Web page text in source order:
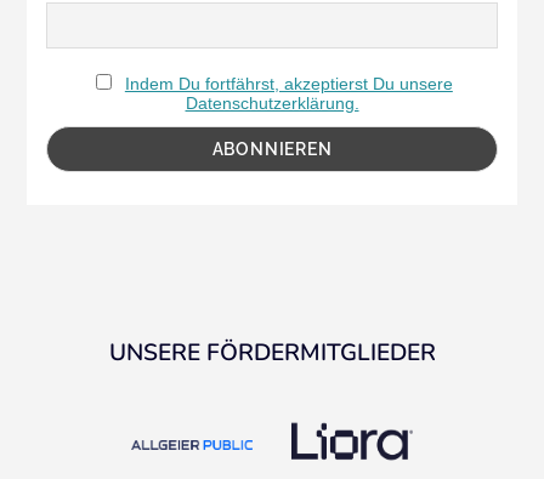
Indem Du fortfährst, akzeptierst Du unsere
Datenschutzerklärung.
UNSERE FÖRDERMITGLIEDER